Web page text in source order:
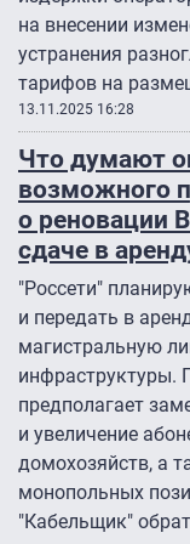
на внесении
устранения
тарифов на
13.11.2025 16:28
Что думают
возможного
о реновации
сдаче в
"Россети"
и передать в
магистральную
инфраструктуры.
предполагает
и увеличение
домохозяйств, а
монопольных
"Кабельщик"